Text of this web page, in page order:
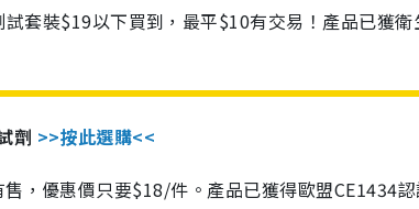
套裝$19以下買到，最平$10有交易！產品已獲
劑 >>按此選購<<
，優惠價只要$18/件。產品已獲得歐盟CE1434